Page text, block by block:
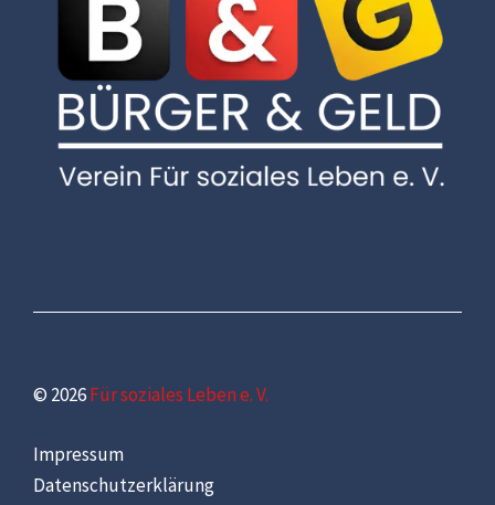
© 2026Für soziales Leben e. V.
Impressum
Datenschutzerklärung